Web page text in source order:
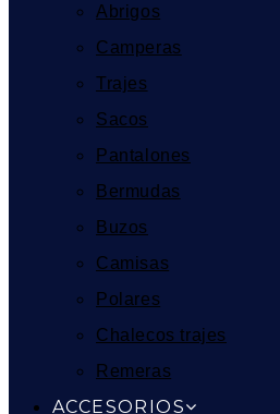
Abrigos
Camperas
Trajes
Sacos
Pantalones
Bermudas
Buzos
Camisas
Polares
Chalecos trajes
Remeras
ACCESORIOS